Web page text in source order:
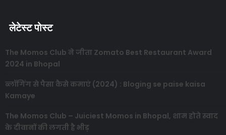
लेटेस्ट पोस्ट
The Momos Club ने जीता Zomato Best Restaurant Award
2024 in Bhopal
ब्लॉगिंग से पैसा कैसे कमाएं (2024) : Bloging se paise kaisa
Kamaye
The Momos Club – Juiciest Momos in Bhopal, शाम होते स्वाद
के दीवानों की लगती है भीड़